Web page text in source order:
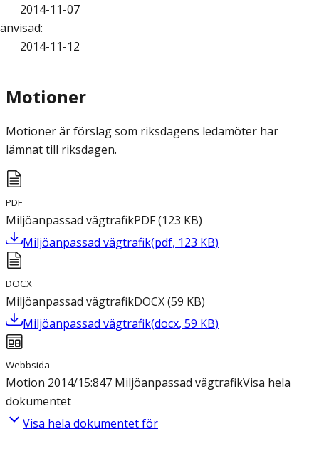
2014-11-07
:
2014-11-12
Motioner
Motioner är förslag som riksdagens ledamöter har
lämnat till riksdagen.
PDF
Miljöanpassad vägtrafikPDF(123 KB)
Miljöanpassad vägtrafik(pdf, 123 KB)
DOCX
Miljöanpassad vägtrafikDOCX(59 KB)
Miljöanpassad vägtrafik(docx, 59 KB)
Webbsida
Motion 2014/15:847 Miljöanpassad vägtrafikVisa hela
dokumentet
Visa hela dokumentet för